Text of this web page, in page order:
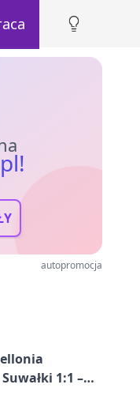
autopromocja
1:1 –